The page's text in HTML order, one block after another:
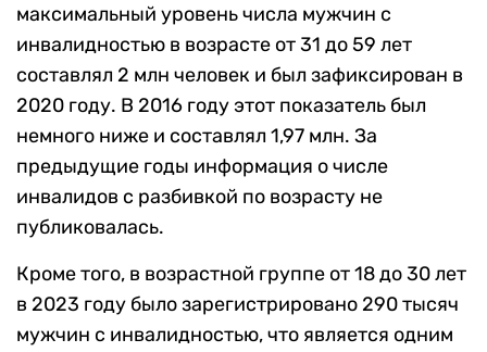
максимальный уровень числа мужчин с
инвалидностью в возрасте от 31 до 59 лет
составлял 2 млн человек и был зафиксирован в
2020 году. В 2016 году этот показатель был
немного ниже и составлял 1,97 млн. За
предыдущие годы информация о числе
инвалидов с разбивкой по возрасту не
публиковалась.
Кроме того, в возрастной группе от 18 до 30 лет
в 2023 году было зарегистрировано 290 тысяч
мужчин с инвалидностью, что является одним